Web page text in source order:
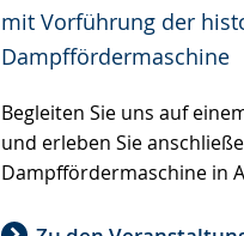
mit Vorführung der
Dampffördermaschine
Begleiten Sie uns auf
und erleben Sie
Dampffördermaschine in